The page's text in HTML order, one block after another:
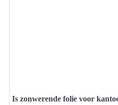
Is zonwerende folie voor